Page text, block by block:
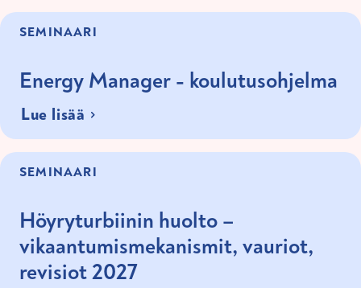
SEMINAARI
Energy Manager - koulutusohjelma
Lue lisää
SEMINAARI
Höyryturbiinin huolto –
vikaantumismekanismit, vauriot,
revisiot 2027